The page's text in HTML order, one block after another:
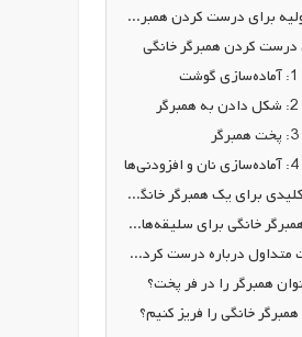
مواد اولیه برای درست کردن همبرگر خانگی
درست کردن همبرگر خانگی
نکات کلیدی برای یک همبرگر خانگی بی‌نقص
انواع همبرگر خانگی برای سلیقه‌های مختلف
سوالات متداول درباره درست کردن همبرگر خانگی
همبرگر را در فر پخت؟
خانگی را فریز کنیم؟